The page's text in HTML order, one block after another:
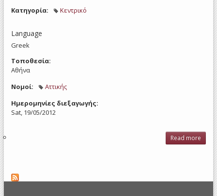
Κατηγορία: Κεντρικό
Language
Greek
Τοποθεσία:
Αθήνα
Νομοί:
Αττικής
Ημερομηνίες διεξαγωγής:
Sat, 19/05/2012
Read more